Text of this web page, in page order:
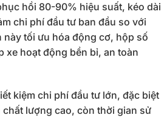
hồi 80-90% hiệu suất, kéo dài
chi phí đầu tư ban đầu so với
này tối ưu hóa động cơ, hộp số
xe hoạt động bền bỉ, an toàn
kiệm chi phí đầu tư lớn, đặc biệt
lượng cao, còn thời gian sử